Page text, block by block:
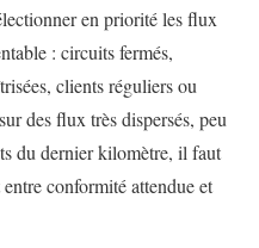
en priorité les flux
: circuits fermés,
clients réguliers ou
des flux très dispersés, peu
du dernier kilomètre, il faut
conformité attendue et